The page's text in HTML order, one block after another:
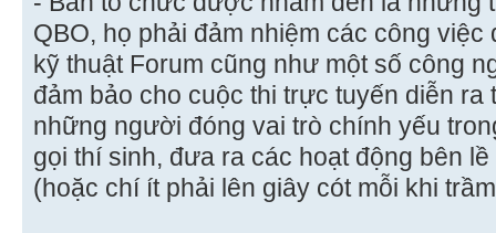
QBO, họ phải đảm nhiệm các công
kỹ thuật Forum cũng như một số công
đảm bảo cho cuộc thi trực tuyến diễn ra
những người đóng vai trò chính yếu
gọi thí sinh, đưa ra các hoạt động bên
(hoặc chí ít phải lên giây cót mỗi khi